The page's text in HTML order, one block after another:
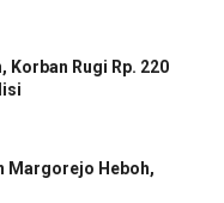
Korban Rugi Rp. 220
Margorejo Heboh,